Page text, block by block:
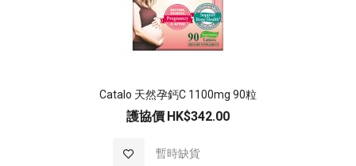
Catalo 天然孕鈣C 1100mg 90粒
護協價 HK$342.00
暫時缺貨
加入至願望清單